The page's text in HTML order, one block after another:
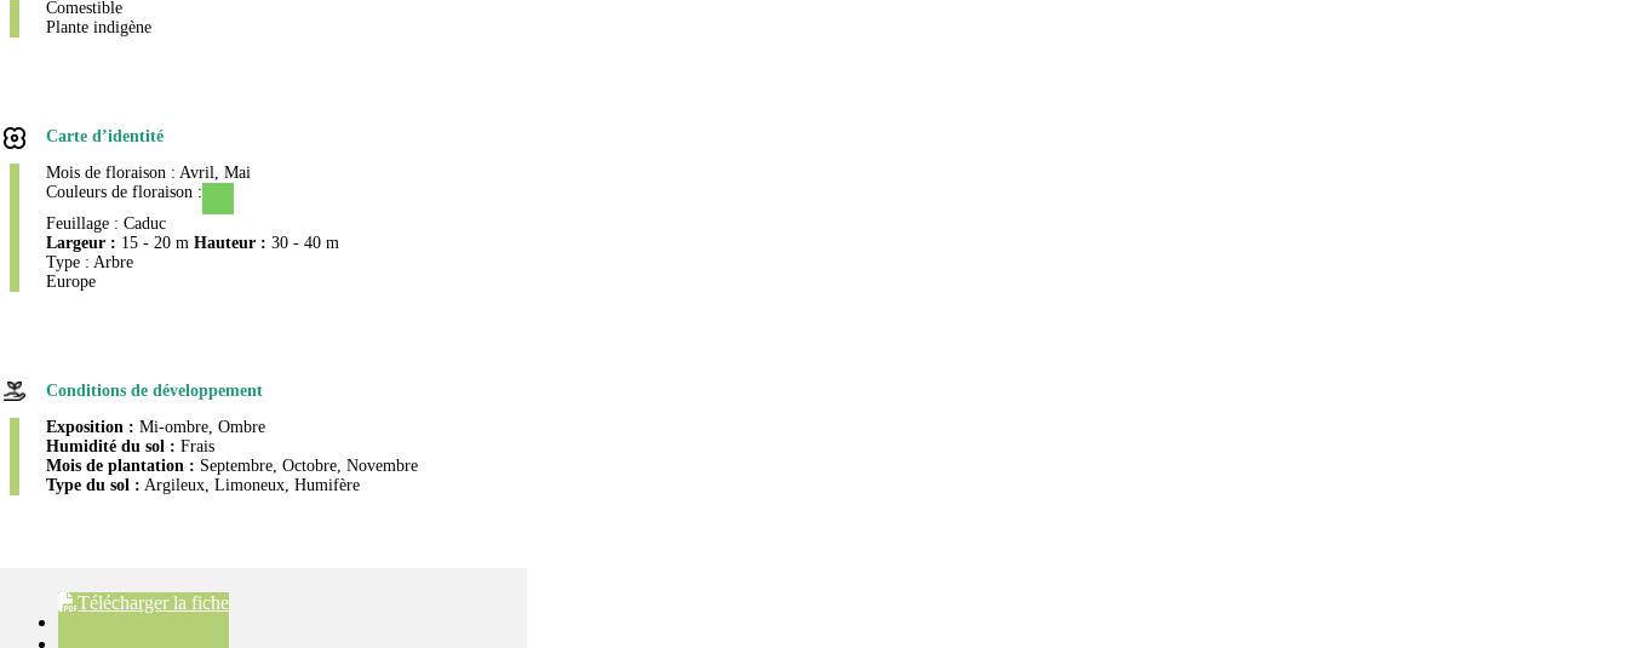
Comestible
Plante indigène
Carte d’identité
Mois de floraison : Avril, Mai
Couleurs de floraison :
Feuillage : Caduc
Largeur : 15 - 20 m Hauteur : 30 - 40 m
Type : Arbre
Europe
Conditions de développement
Exposition : Mi-ombre, Ombre
Humidité du sol : Frais
Mois de plantation : Septembre, Octobre, Novembre
Type du sol : Argileux, Limoneux, Humifère
Télécharger la fiche